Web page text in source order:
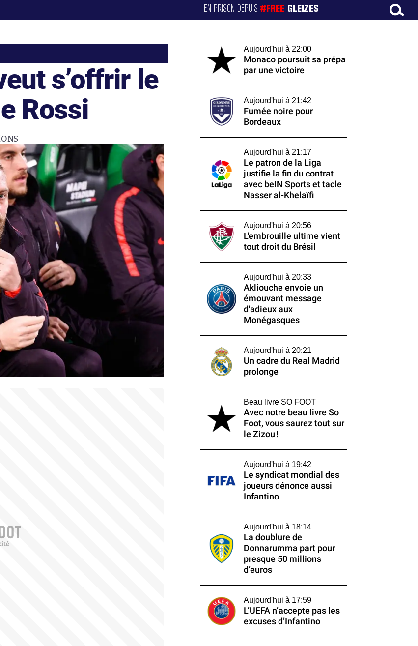
EN PRISON DEPUIS#FREE GLEIZES
s’offrir le
Rossi
Aujourd'hui à 22:00
Monaco poursuit sa prépa
par une victoire
Aujourd'hui à 21:42
Fumée noire pour
Bordeaux
Aujourd'hui à 21:17
Le patron de la Liga
justifie la fin du contrat
avec beIN Sports et tacle
Nasser al-Khelaïfi
Aujourd'hui à 20:56
L'embrouille ultime vient
tout droit du Brésil
Aujourd'hui à 20:33
Akliouche envoie un
émouvant message
d'adieux aux
Monégasques
Aujourd'hui à 20:21
Un cadre du Real Madrid
prolonge
Beau livre SO FOOT
Avec notre beau livre So
Foot, vous saurez tout sur
le Zizou !
Aujourd'hui à 19:42
Le syndicat mondial des
joueurs dénonce aussi
Infantino
Aujourd'hui à 18:14
La doublure de
Donnarumma part pour
presque 50 millions
d’euros
Aujourd'hui à 17:59
L’UEFA n’accepte pas les
excuses d’Infantino